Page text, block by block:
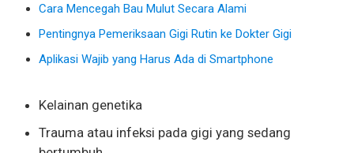
Cara Mencegah Bau Mulut Secara Alami
Pentingnya Pemeriksaan Gigi Rutin ke Dokter Gigi
Aplikasi Wajib yang Harus Ada di Smartphone
Kelainan genetika
Trauma atau infeksi pada gigi yang sedang